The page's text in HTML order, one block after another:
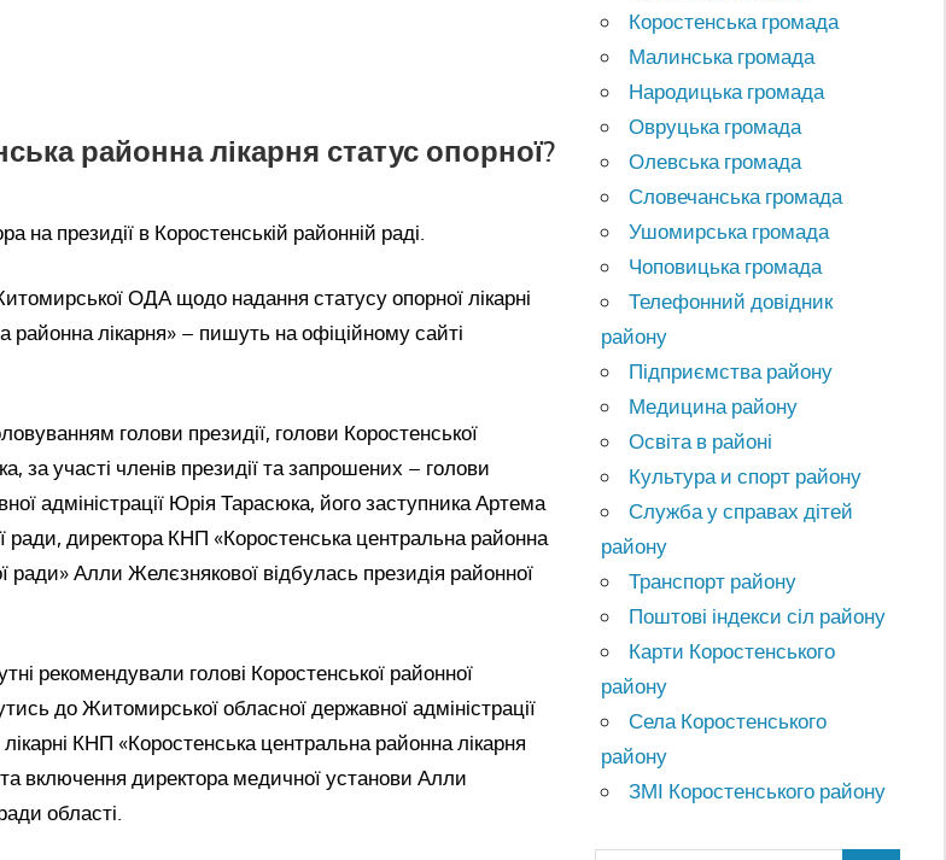
районна лікарня статус опорної?
на президії в Коростенській районній раді.
ОДА щодо надання статусу опорної лікарні
лікарня» – пишуть на офіційному сайті
голови президії, голови Коростенської
за участі членів президії та запрошених – голови
адміністрації Юрія Тарасюка, його заступника Артема
ради, директора КНП «Коростенська центральна районна
ради» Алли Желєзнякової відбулась президія районної
рекомендували голові Коростенської районної
до Житомирської обласної державної адміністрації
КНП «Коростенська центральна районна лікарня
включення директора медичної установи Алли
області.
Коростенська громада
Малинська громада
Народицька громада
Овруцька громада
Олевська громада
Словечанська громада
Ушомирська громада
Чоповицька громада
Телефонний довідник
району
Підприємства району
Медицина району
Освіта в районі
Культура и спорт району
Служба у справах дітей
району
Транспорт району
Поштові індекси сіл району
Карти Коростенського
району
Села Коростенського
району
ЗМІ Коростенського району